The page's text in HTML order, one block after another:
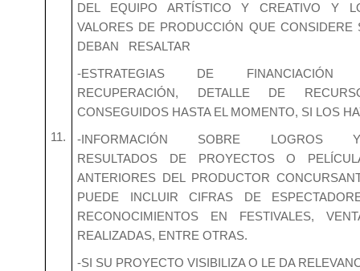
11.
DEL EQUIPO ARTÍSTICO Y CREATIVO Y
VALORES DE PRODUCCIÓN QUE CONSIDERE
DEBAN RESALTAR
-ESTRATEGIAS DE FINANCIACIÓN
RECUPERACIÓN, DETALLE DE
CONSEGUIDOS HASTA EL MOMENTO, SI LOS
-INFORMACIÓN SOBRE LOGROS
RESULTADOS DE PROYECTOS O
ANTERIORES DEL PRODUCTOR
PUEDE INCLUIR CIFRAS DE
RECONOCIMIENTOS EN FESTIVALES,
REALIZADAS, ENTRE OTRAS.
-SI SU PROYECTO VISIBILIZA O LE DA